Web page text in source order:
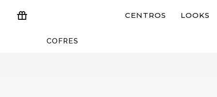
ESTUCHES Y REGALOS
CENTROS LOOKS
COFRES